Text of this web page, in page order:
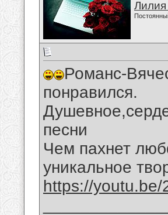
Романс-
понравился.
песни
Чем пахнет
уникальное
https://youtu.be/